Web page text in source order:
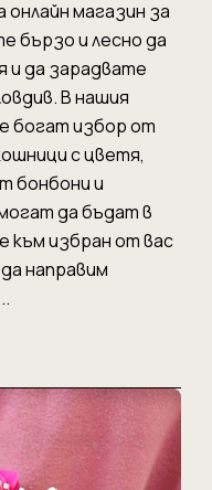
онлайн магазин за
бързо и лесно да
и да зарадвате
В нашия
богат избор от
с цветя,
бонбони и
да бъдат в
към избран от вас
направим